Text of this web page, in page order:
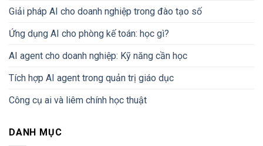
Giải pháp AI cho doanh nghiệp trong đào tạo số
Ứng dụng AI cho phòng kế toán: học gì?
AI agent cho doanh nghiệp: Kỹ năng cần học
Tích hợp AI agent trong quản trị giáo dục
Công cụ ai và liêm chính học thuật
DANH MỤC